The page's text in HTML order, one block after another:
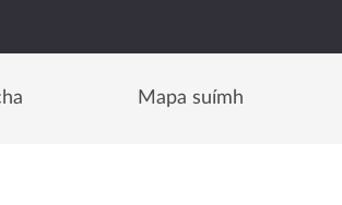
Mapa suímh